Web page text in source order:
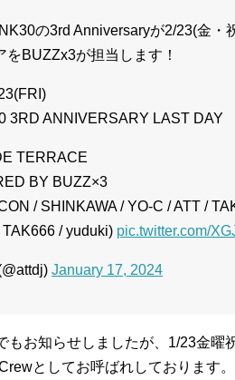
の3rd Anniversaryが2/23(金・
をBUZZx3が担当します！
3RD ANNIVERSARY LAST DAY
TERRACE
BY BUZZ×3
/ SHINKAWA / YO-C / ATT /
/ yuduki) pic.twitter.com/
January 17, 2024
もお知らせしましたが、1/23金
としてお呼ばれしております。